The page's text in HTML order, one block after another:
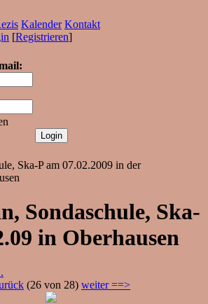
Kalender Kontakt
[Registrieren]
Ska-P am 07.02.2009 in der
Sondaschule, Ska-
in Oberhausen
(26 von 28) weiter ==>